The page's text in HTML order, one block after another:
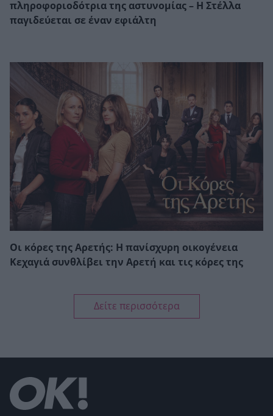
πληροφοριοδότρια της αστυνομίας – Η Στέλλα
παγιδεύεται σε έναν εφιάλτη
Οι κόρες της Αρετής: Η πανίσχυρη οικογένεια
Κεχαγιά συνθλίβει την Αρετή και τις κόρες της
Δείτε περισσότερα